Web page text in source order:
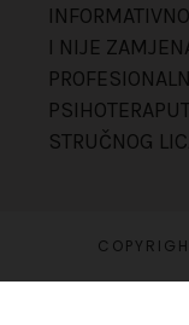
I NIJE
STRUČNOG